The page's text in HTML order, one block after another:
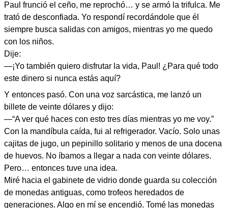
Paul frunció el ceño, me reprochó… y se armó la trifulca. Me
trató de desconfiada. Yo respondí recordándole que él
siempre busca salidas con amigos, mientras yo me quedo
con los niños.
Dije:
—¡Yo también quiero disfrutar la vida, Paul! ¿Para qué todo
este dinero si nunca estás aquí?
Y entonces pasó. Con una voz sarcástica, me lanzó un
billete de veinte dólares y dijo:
—“A ver qué haces con esto tres días mientras yo me voy.”
Con la mandíbula caída, fui al refrigerador. Vacío. Solo unas
cajitas de jugo, un pepinillo solitario y menos de una docena
de huevos. No íbamos a llegar a nada con veinte dólares.
Pero… entonces tuve una idea.
Miré hacia el gabinete de vidrio donde guarda su colección
de monedas antiguas, como trofeos heredados de
generaciones. Algo en mí se encendió. Tomé las monedas